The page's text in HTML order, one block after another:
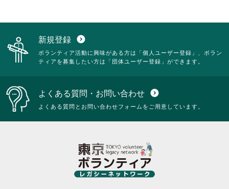
新規登録 expand_circle_down
ボランティア活動に興味がある方は「個人ユーザー登録」、ボラン
ティアを募集したい方は「団体ユーザー登録」ができます。
よくある質問・お問い合わせ expand_circle_down
よくある質問とお問い合わせフォームをご用意しています。